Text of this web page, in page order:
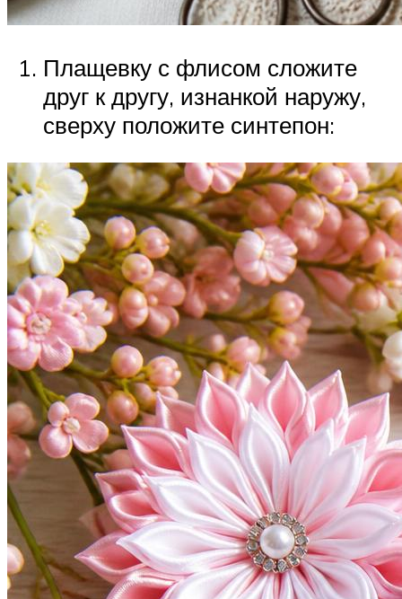
Плащевку с флисом сложите
друг к другу, изнанкой наружу,
сверху положите синтепон: